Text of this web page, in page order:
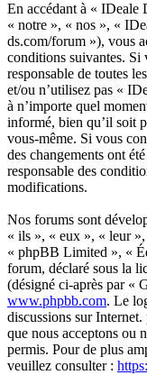
En accédant à « IDeale
« notre », « nos », «
ds.com/forum »), vous
conditions suivantes. Si
responsable de toutes
et/ou n’utilisez pas «
à n’importe quel
informé, bien qu’il soit
vous-même. Si vous
des changements ont
responsable des
modifications.
Nos forums sont
« ils », « eux », « leur
« phpBB Limited », «
forum, déclaré sous la
(désigné ci-après par «
www.phpbb.com. Le
discussions sur
que nous acceptons ou
permis. Pour de plus
veuillez consulter :